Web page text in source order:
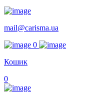
mail@carisma.ua
0
Кошик
0